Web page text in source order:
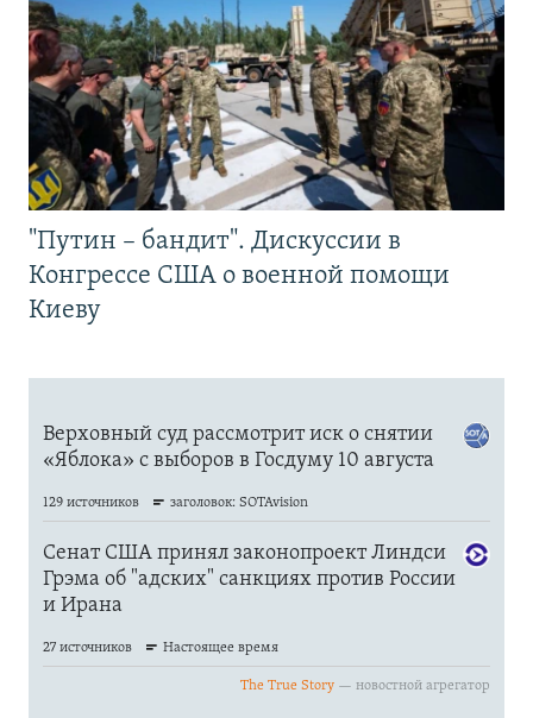
"Путин – бандит". Дискуссии в
Конгрессе США о военной помощи
Киеву